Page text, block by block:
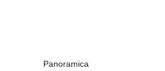
Panoramica